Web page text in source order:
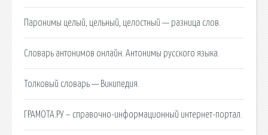
Паронимы целый, цельный, целостный — разница слов.
Словарь антонимов онлайн. Антонимы русского языка.
Толковый словарь — Википедия.
ГРАМОТА.РУ – справочно-информационный интернет-портал.